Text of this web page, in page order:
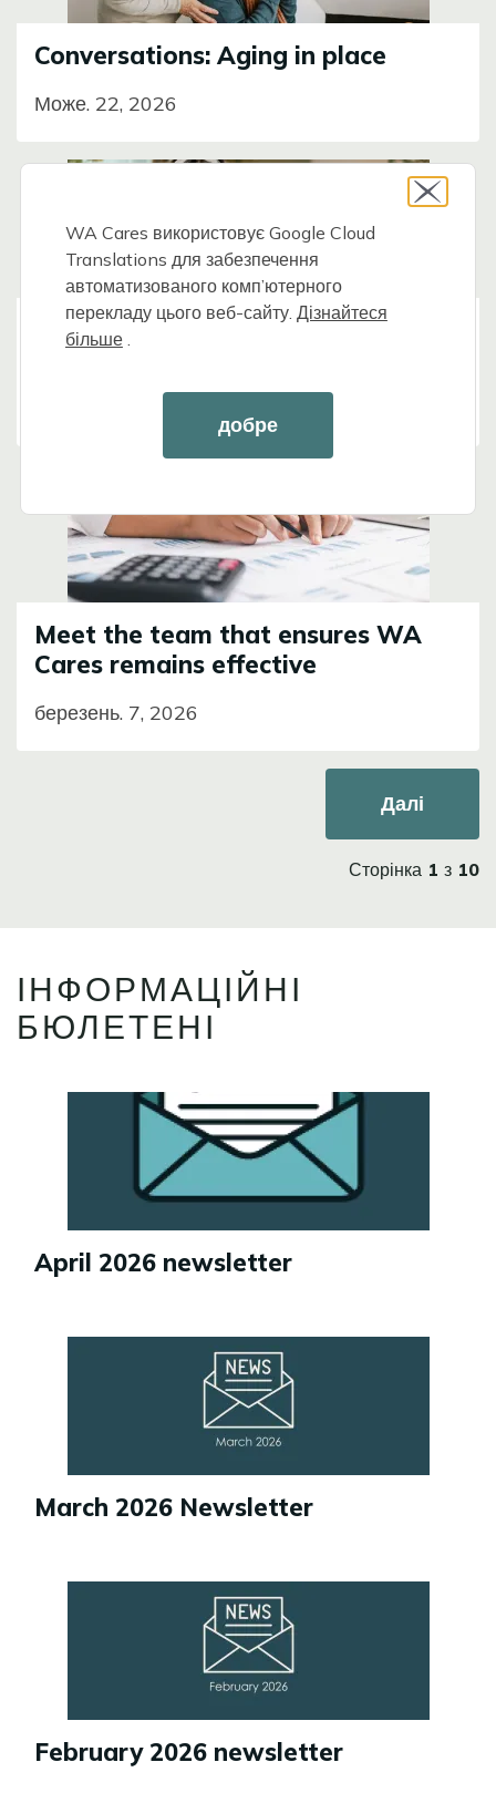
Conversations: Aging in place
Може. 22, 2026
WA Cares basics for self-employed
Meet the team that ensures WA
Cares remains effective
березень. 7, 2026
Наступна
Далі
Сторінка 1 з 10
ІНФОРМАЦІЙНІ
БЮЛЕТЕНІ
April 2026 newsletter
March 2026 Newsletter
February 2026 newsletter
WA Cares використовує Google Cloud
Translations для забезпечення
автоматизованого комп’ютерного
перекладу цього веб-сайту. Дізнайтеся
більше.
добре